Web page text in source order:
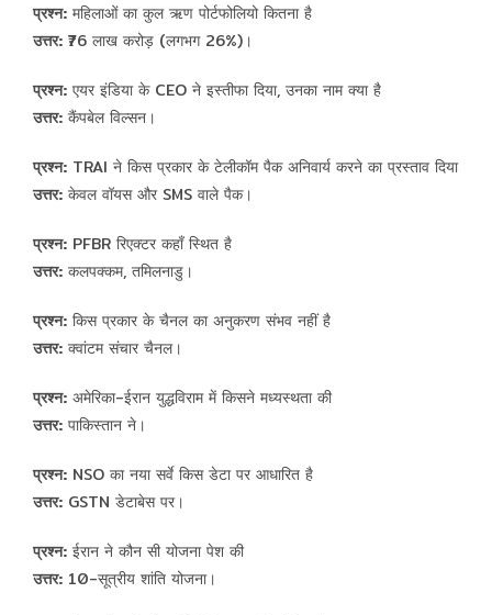
प्रश्न:महिलाओं का कुल ऋण पोर्टफोलियो कितना है
उत्तर:₹76 लाख करोड़ (लगभग 26%)।
प्रश्न:एयर इंडिया के CEO ने इस्तीफा दिया, उनका नाम क्या है
उत्तर:कैंपबेल विल्सन।
प्रश्न:TRAI ने किस प्रकार के टेलीकॉम पैक अनिवार्य करने का प्रस्ताव दिया
उत्तर:केवल वॉयस और SMS वाले पैक।
प्रश्न:PFBR रिएक्टर कहाँ स्थित है
उत्तर:कलपक्कम, तमिलनाडु।
प्रश्न:किस प्रकार के चैनल का अनुकरण संभव नहीं है
उत्तर:क्वांटम संचार चैनल।
प्रश्न:अमेरिका-ईरान युद्धविराम में किसने मध्यस्थता की
उत्तर:पाकिस्तान ने।
प्रश्न:NSO का नया सर्वे किस डेटा पर आधारित है
उत्तर:GSTN डेटाबेस पर।
प्रश्न:ईरान ने कौन सी योजना पेश की
उत्तर:10-सूत्रीय शांति योजना।